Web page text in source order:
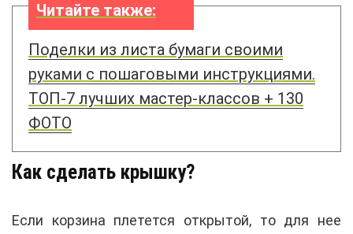
Читайте также:
Поделки из листа бумаги своими
руками с пошаговыми инструкциями.
ТОП-7 лучших мастер-классов + 130
ФОТО
Как сделать крышку?
Если корзина плетется открытой, то для нее